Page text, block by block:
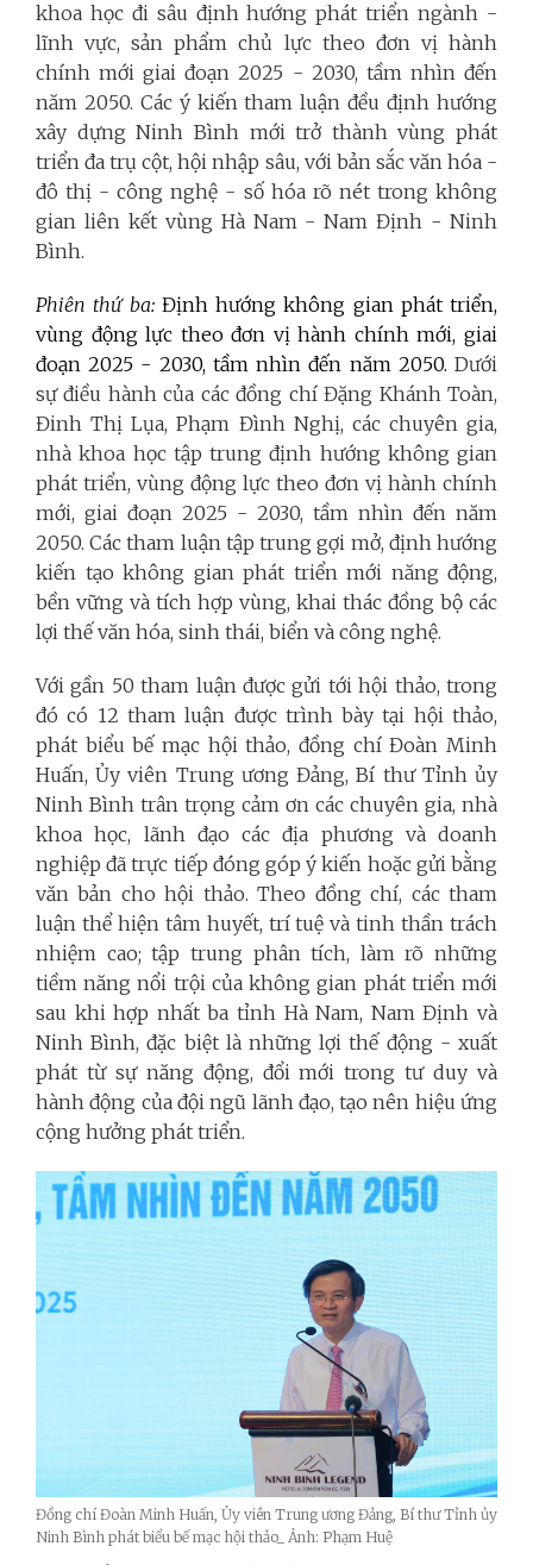
khoa học đi sâu định hướng phát triển ngành -
lĩnh vực, sản phẩm chủ lực theo đơn vị hành
chính mới giai đoạn 2025 - 2030, tầm nhìn đến
năm 2050. Các ý kiến tham luận đều định hướng
xây dựng Ninh Bình mới trở thành vùng phát
triển đa trụ cột, hội nhập sâu, với bản sắc văn hóa -
đô thị - công nghệ - số hóa rõ nét trong không
gian liên kết vùng Hà Nam - Nam Định - Ninh
Bình.
Phiên thứ ba:Định hướng không gian phát triển,
vùng động lực theo đơn vị hành chính mới, giai
đoạn 2025 - 2030, tầm nhìn đến năm 2050. Dưới
sự điều hành của các đồng chí Đặng Khánh Toàn,
Đinh Thị Lụa, Phạm Đình Nghị, các chuyên gia,
nhà khoa học tập trung định hướng không gian
phát triển, vùng động lực theo đơn vị hành chính
mới, giai đoạn 2025 - 2030, tầm nhìn đến năm
2050. Các tham luận tập trung gợi mở, định hướng
kiến tạo không gian phát triển mới năng động,
bền vững và tích hợp vùng, khai thác đồng bộ các
lợi thế văn hóa, sinh thái, biển và công nghệ.
Với gần 50 tham luận được gửi tới hội thảo, trong
đó có 12 tham luận được trình bày tại hội thảo,
phát biểu bế mạc hội thảo, đồng chí Đoàn Minh
Huấn, Ủy viên Trung ương Đảng, Bí thư Tỉnh ủy
Ninh Bình trân trọng cảm ơn các chuyên gia, nhà
khoa học, lãnh đạo các địa phương và doanh
nghiệp đã trực tiếp đóng góp ý kiến hoặc gửi bằng
văn bản cho hội thảo. Theo đồng chí, các tham
luận thể hiện tâm huyết, trí tuệ và tinh thần trách
nhiệm cao; tập trung phân tích, làm rõ những
tiềm năng nổi trội của không gian phát triển mới
sau khi hợp nhất ba tỉnh Hà Nam, Nam Định và
Ninh Bình, đặc biệt là những lợi thế động - xuất
phát từ sự năng động, đổi mới trong tư duy và
hành động của đội ngũ lãnh đạo, tạo nên hiệu ứng
cộng hưởng phát triển.
Đồng chí Đoàn Minh Huấn, Ủy viên Trung ương Đảng, Bí thư Tỉnh ủy
Ninh Bình phát biểu bế mạc hội thảo_ Ảnh: Phạm Huệ